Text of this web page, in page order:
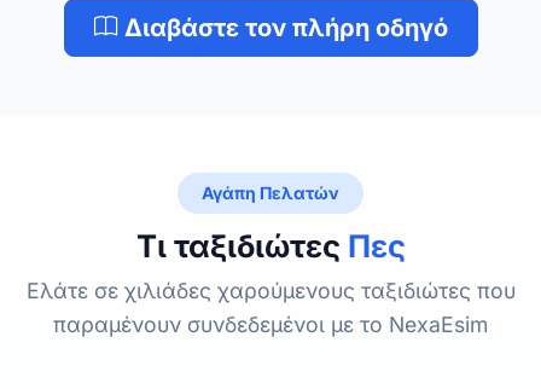
Διαβάστε τον πλήρη οδηγό
Αγάπη Πελατών
Τι ταξιδιώτες Πες
Ελάτε σε χιλιάδες χαρούμενους ταξιδιώτες που
παραμένουν συνδεδεμένοι με το NexaEsim